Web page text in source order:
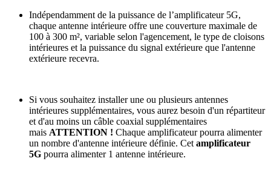
Indépendamment de la puissance de l’amplificateur 5G,
chaque antenne intérieure offre une couverture maximale de
100 à 300 m², variable selon l'agencement, le type de cloisons
intérieures et la puissance du signal extérieure que l'antenne
extérieure recevra.
Si vous souhaitez installer une ou plusieurs antennes
intérieures supplémentaires, vous aurez besoin d'un répartiteur
et d'au moins un câble coaxial supplémentaires
mais ATTENTION ! Chaque amplificateur pourra alimenter
un nombre d'antenne intérieure définie. Cet amplificateur
5G pourra alimenter 1 antenne intérieure.